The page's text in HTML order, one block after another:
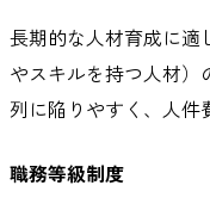
長期的な人材育成に適
やスキルを持つ人材
列に陥りやすく、人件
職務等級制度